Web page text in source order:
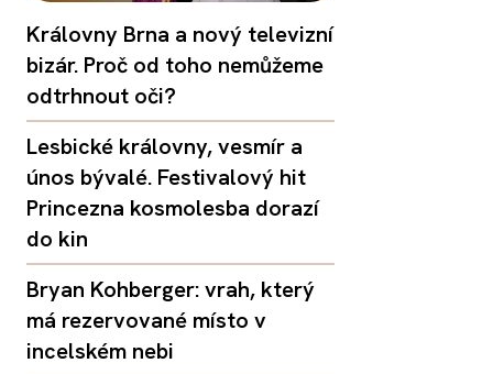
Královny Brna a nový televizní
bizár. Proč od toho nemůžeme
odtrhnout oči?
Lesbické královny, vesmír a
únos bývalé. Festivalový hit
Princezna kosmolesba dorazí
do kin
Bryan Kohberger: vrah, který
má rezervované místo v
incelském nebi